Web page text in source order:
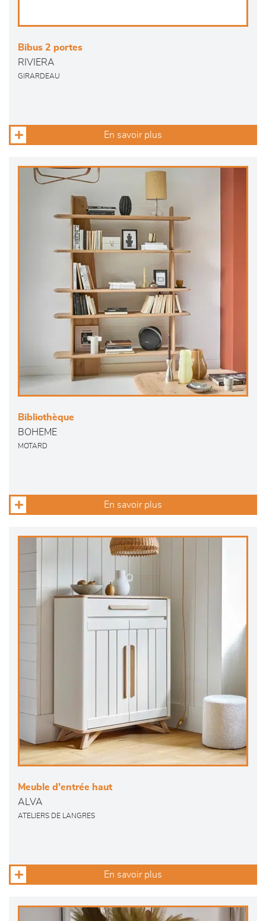
Bibus 2 portes
RIVIERA
GIRARDEAU
En savoir plus
Bibliothèque
BOHEME
MOTARD
En savoir plus
Meuble d'entrée haut
ALVA
ATELIERS DE LANGRES
En savoir plus